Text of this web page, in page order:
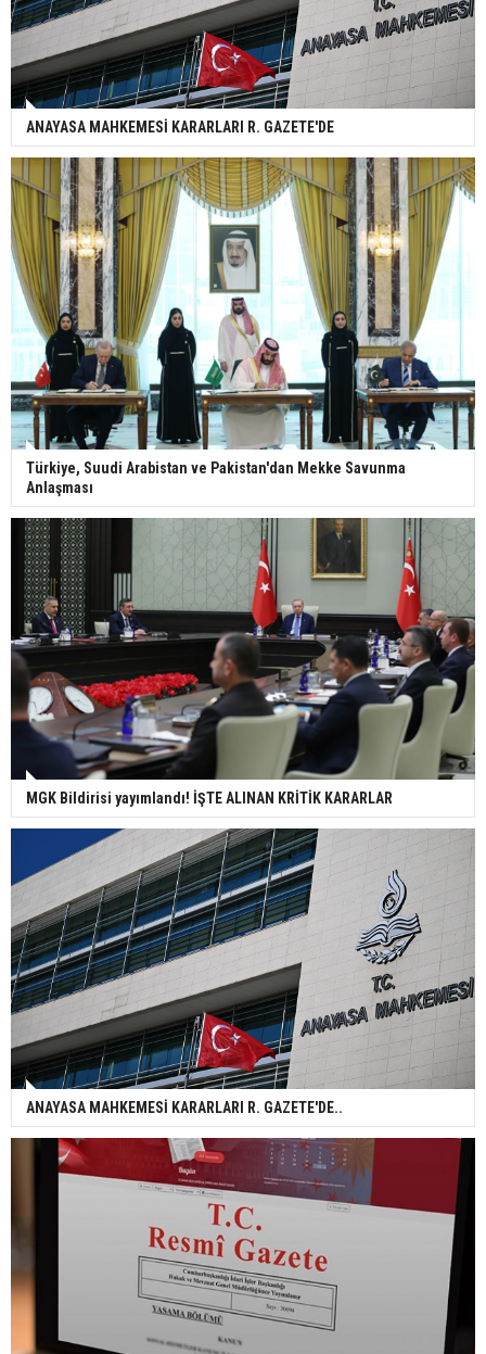
ANAYASA MAHKEMESİ KARARLARI R. GAZETE'DE
Türkiye, Suudi Arabistan ve Pakistan'dan Mekke Savunma
Anlaşması
MGK Bildirisi yayımlandı! İŞTE ALINAN KRİTİK KARARLAR
ANAYASA MAHKEMESİ KARARLARI R. GAZETE'DE..